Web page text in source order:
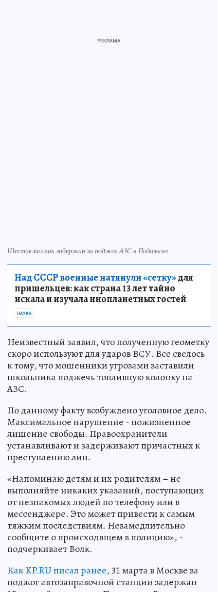
Шестиклассник задержан за поджог АЗС в Подольске
Над СССР военные натянули «сетку»для
пришельцев: как страна 13 лет тайно
искала и изучала инопланетных гостей
НАУКА
Неизвестный заявил, что полученную геометку
скоро используют для ударов ВСУ. Все свелось
к тому, что мошенники угрозами заставили
школьника поджечь топливную колонку на
АЗС.
По данному факту возбуждено уголовное дело.
Максимальное нарушение - пожизненное
лишение свободы. Правоохранители
устанавливают и задерживают причастных к
преступлению лиц.
«Напоминаю детям и их родителям – не
выполняйте никаких указаний, поступающих
от незнакомых людей по телефону или в
мессенджере. Это может привести к самым
тяжким последствиям. Незамедлительно
сообщите о происходящем в полицию», -
подчеркивает Волк.
Как KP.RU писал ранее, 31 марта в Москве за
поджог автозаправочной станции задержан